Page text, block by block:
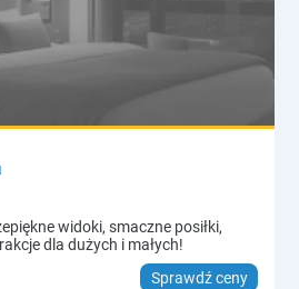
widoki, smaczne posiłki,
dla dużych i małych!
Sprawdź ceny